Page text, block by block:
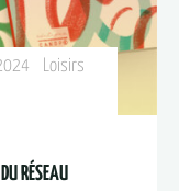
Loisirs
RÉSEAU